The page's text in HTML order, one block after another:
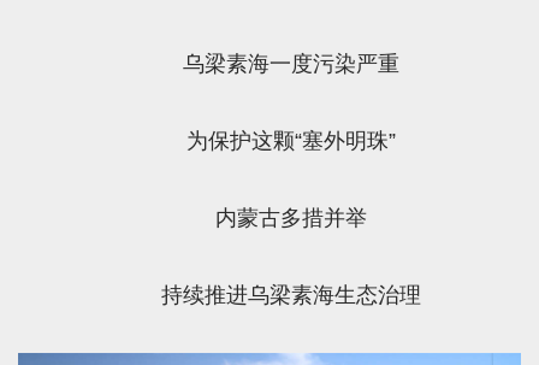
乌梁素海一度污染严重
为保护这颗“塞外明珠”
内蒙古多措并举
持续推进乌梁素海生态治理